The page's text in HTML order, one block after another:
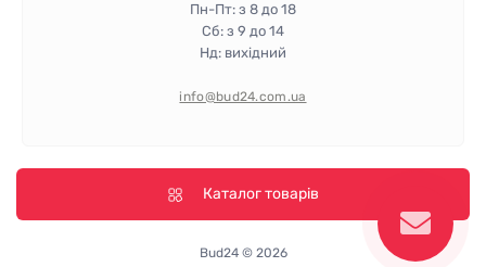
Гарантія та повернення
Політика конфіденційності
Пн-Пт: з 8 до 18
Сб: з 9 до 14
Нд: вихідний
info@bud24.com.ua
Каталог товарів
Bud24 © 2026